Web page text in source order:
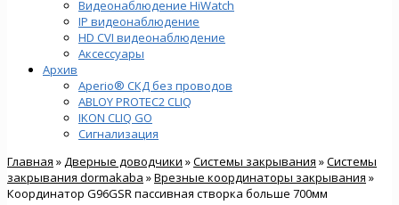
Видеонаблюдение HiWatch
IP видеонаблюдение
HD CVI видеонаблюдение
Аксессуары
Архив
Aperio® СКД без проводов
ABLOY PROTEC2 CLIQ
IKON CLIQ GO
Сигнализация
Главная » Дверные доводчики »Cистемы закрывания »Системы
закрывания dormakaba »Врезные координаторы закрывания »
Координатор G96GSR пассивная створка больше 700мм